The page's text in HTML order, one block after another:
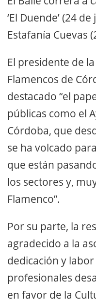
‘El Duende’ (24
Estafanía Cuevas
El presidente de
Flamencos de
destacado “el
públicas como el
Córdoba, que
se ha volcado
que están
los sectores y,
Flamenco”.
Por su parte, la
agradecido a la
dedicación y
profesionales
en favor de la